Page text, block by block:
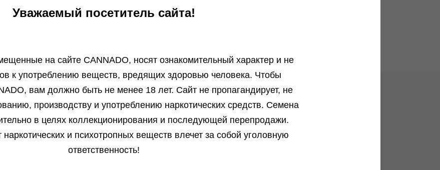
Отзывы
Алексей от 13.01.2026
Блог
Анонимные способы доставки
Уважаемый посетитель сайта!
на сайте СANNADO, носят ознакомительный характер и не
к употреблению веществ, вредящих здоровью человека. Чтобы
вам должно быть не менее 18 лет. Сайт не пропагандирует, не
производству и употреблению наркотических средств. Семена
в целях коллекционирования и последующей перепродажи.
и психотропных веществ влечет за собой уголовную
ответственность!